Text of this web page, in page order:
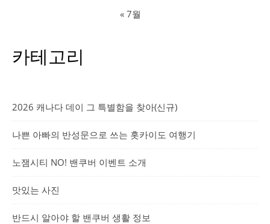
« 7월
카테고리
2026 캐나다 데이 그 특별함을 찾아(신규)
나쁜 아빠의 반성문으로 쓰는 홋카이도 여행기
노잼시티 NO! 밴쿠버 이벤트 소개
맛있는 사진
반드시 알아야 할 밴쿠버 생활 정보